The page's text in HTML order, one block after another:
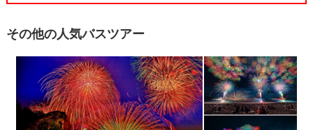
その他の人気バスツアー